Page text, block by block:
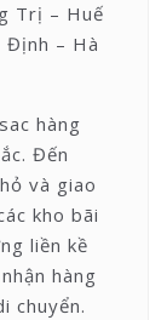
Trị – Huế
Định – Hà
hàng
Đến
và giao
kho bãi
liền kề
hàng
chuyển.